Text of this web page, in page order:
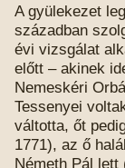
A gyülekezet
században
évi vizsgálat
előtt – akinek
Nemeskéri
Tessenyei
váltotta, őt
1771), az ő
Németh Pál lett